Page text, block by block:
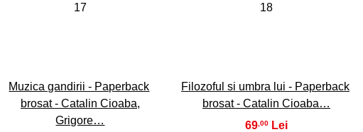
17
Muzica gandirii - Paperback
brosat - Catalin Cioaba,
Grigore…
18
Filozoful si umbra lui - Paperback
brosat - Catalin Cioaba…
69,00